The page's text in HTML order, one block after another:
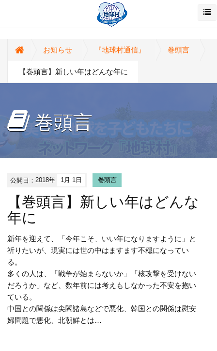
お知らせ 『地球村通信』 巻頭言
【巻頭言】新しい年はどんな年に
巻頭言
公開日：2018年 1月 1日 巻頭言
【巻頭言】新しい年はどんな
年に
新年を迎えて、「今年こそ、いい年になりますように」と
祈りたいが、現実には世の中はますます不穏になってい
る。
多くの人は、「戦争が始まらないか」「核攻撃を受けない
だろうか」など、数年前には考えもしなかった不安を抱い
ている。
中国との関係は尖閣諸島などで悪化、韓国との関係は慰安
婦問題で悪化、北朝鮮とは…